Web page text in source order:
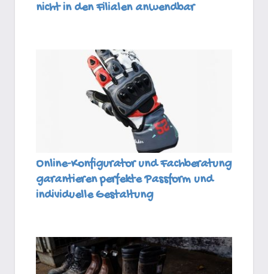
nicht in den Filialen anwendbar
Online-Konfigurator und Fachberatung
garantieren perfekte Passform und
individuelle Gestaltung